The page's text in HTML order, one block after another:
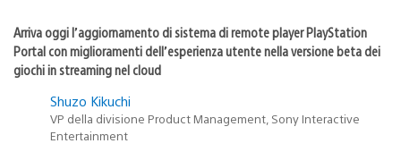
Arriva oggi l’aggiornamento di sistema di remote player PlayStation
Portal con miglioramenti dell’esperienza utente nella versione beta dei
giochi in streaming nel cloud
Shuzo Kikuchi
VP della divisione Product Management, Sony Interactive
Entertainment